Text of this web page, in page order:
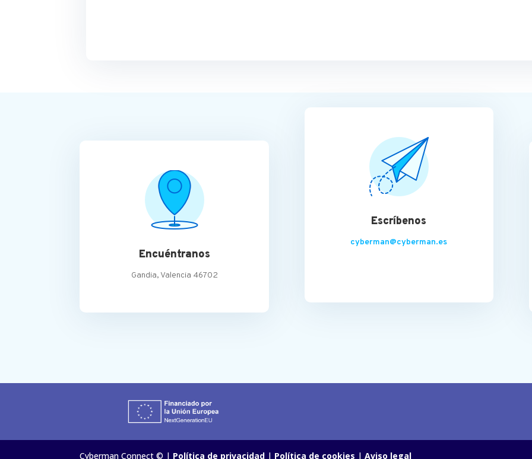
Encuéntranos
Gandia, Valencia 46702
Escríbenos
cyberman@cyberman.es
Cyberman Connect © | Política de privacidad | Política de cookies |Aviso legal